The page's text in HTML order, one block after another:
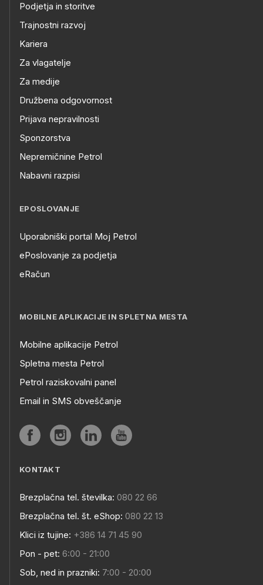
Podjetja in storitve
Trajnostni razvoj
Kariera
Za vlagatelje
Za medije
Družbena odgovornost
Prijava nepravilnosti
Sponzorstva
Nepremičnine Petrol
Nabavni razpisi
EPOSLOVANJE
Uporabniški portal Moj Petrol
ePoslovanje za podjetja
eRačun
MOBILNE APLIKACIJE IN SPLETNA MESTA
Mobilne aplikacije Petrol
Spletna mesta Petrol
Petrol raziskovalni panel
Email in SMS obveščanje
KONTAKT
Brezplačna tel. številka: 080 22 66
Brezplačna tel. št. eShop: 080 22 13
Klici iz tujine: +386 14 71 45 90
Pon - pet: 6:00 - 21:00
Sob, ned in prazniki: 7:00 - 20:00